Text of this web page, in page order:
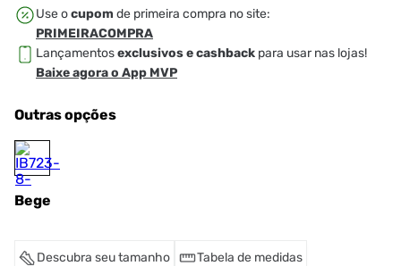
Use ocupom de primeira compra no site:
PRIMEIRACOMPRA
Lançamentosexclusivos e cashback para usar nas lojas!
Baixe agora o App MVP
Outras opções
Bege
Descubra seu tamanho Tabela de medidas